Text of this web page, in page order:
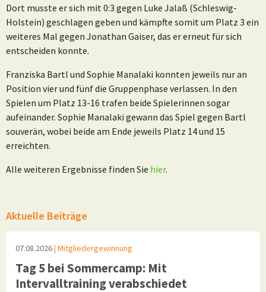
Dort musste er sich mit 0:3 gegen Luke Jalaß (Schleswig-
Holstein) geschlagen geben und kämpfte somit um Platz 3 ein
weiteres Mal gegen Jonathan Gaiser, das er erneut für sich
entscheiden konnte.
Franziska Bartl und Sophie Manalaki konnten jeweils nur an
Position vier und fünf die Gruppenphase verlassen. In den
Spielen um Platz 13-16 trafen beide Spielerinnen sogar
aufeinander. Sophie Manalaki gewann das Spiel gegen Bartl
souverän, wobei beide am Ende jeweils Platz 14 und 15
erreichten.
Alle weiteren Ergebnisse finden Sie hier.
Aktuelle Beiträge
07.08.2026| Mitgliedergewinnung
Tag 5 bei Sommercamp: Mit
Intervalltraining verabschiedet